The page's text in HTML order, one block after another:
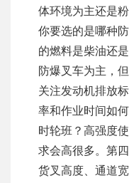
体环境为主还是
你要选的是哪种
的燃料是柴油还
防爆叉车为主，
关注发动机排放
率和作业时间如
时轮班？高强度
求会高很多。第
货叉高度、通道